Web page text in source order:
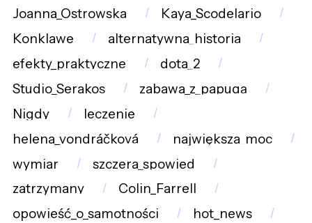
Joanna_Ostrowska
Kaya_Scodelario
Konklawe
alternatywna_historia
efekty_praktyczne
dota_2
Studio_Serakos
zabawa_z_papugą
Nigdy
leczenie
helena_vondráčková
największa_moc
wymiar
szczera_spowied
zatrzymany
Colin_Farrell
opowieść_o_samotności
hot_news